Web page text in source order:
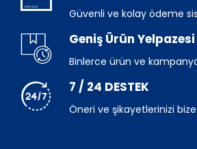
Güvenli ve kolay ödeme
Geniş Ürün Yelpazesi
Binlerce ürün ve
7 / 24 DESTEK
Öneri ve şikayetlerinizi